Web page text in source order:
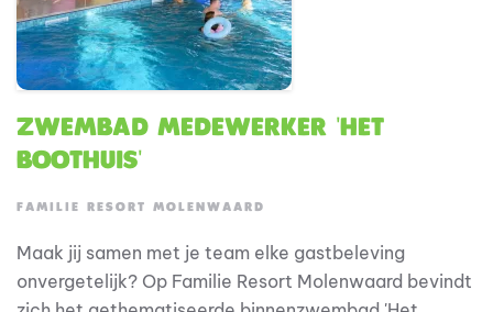
Zwembad medewerker 'Het
Boothuis'
FAMILIE RESORT MOLENWAARD
Maak jij samen met je team elke gastbeleving
onvergetelijk? Op Familie Resort Molenwaard bevindt